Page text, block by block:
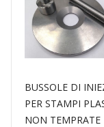
BUSSOLE DI
PER STAMPI
NON TEMPRATE